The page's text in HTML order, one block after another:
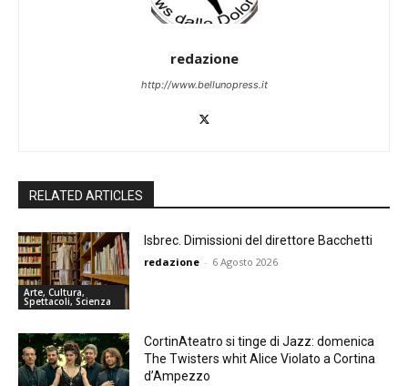
redazione
http://www.bellunopress.it
RELATED ARTICLES
Arte, Cultura,
Spettacoli, Scienza
Isbrec. Dimissioni del direttore Bacchetti
redazione - 6 Agosto 2026
CortinAteatro si tinge di Jazz: domenica
The Twisters whit Alice Violato a Cortina
d’Ampezzo